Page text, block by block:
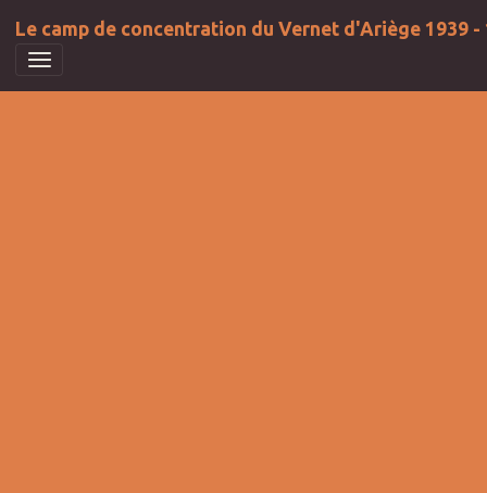
Le camp de concentration du Vernet d'Ariège 1939 -